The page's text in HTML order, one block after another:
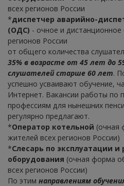
всех регионов России
*диспетчер аварийно-
(ОДС) - очное и дистанционное
регионов России
от общего количества
35% в возрасте от 45 лет до
слушателей старше 60 лет.
успешно усваивают обучение,
Интернет. Вакансии работы по
профессиям для нынешних
регулярно предлагают.
*Оператор котельной (очная
жителей всех регионов России)
*Слесарь по эксплуатации и
оборудования (очная форма
всех регионов России)
По этим направлениям